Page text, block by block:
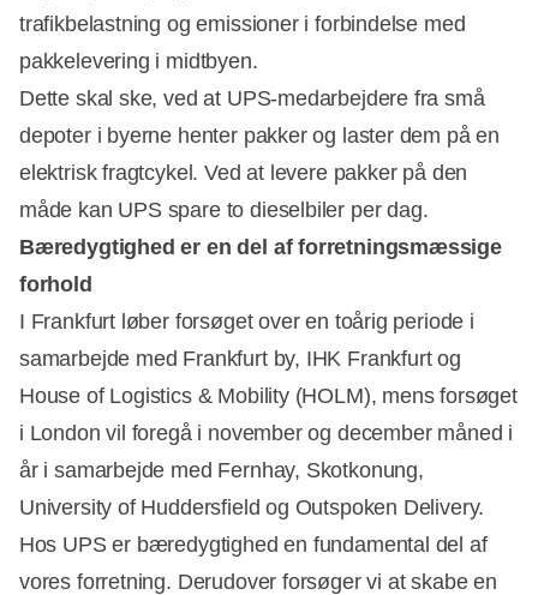
trafikbelastning og emissioner i forbindelse med
pakkelevering i midtbyen.
Dette skal ske, ved at UPS-medarbejdere fra små
depoter i byerne henter pakker og laster dem på en
elektrisk fragtcykel. Ved at levere pakker på den
måde kan UPS spare to dieselbiler per dag.
Bæredygtighed er en del af forretningsmæssige
forhold
I Frankfurt løber forsøget over en toårig periode i
samarbejde med Frankfurt by, IHK Frankfurt og
House of Logistics & Mobility (HOLM), mens forsøget
i London vil foregå i november og december måned i
år i samarbejde med Fernhay, Skotkonung,
University of Huddersfield og Outspoken Delivery.
Hos UPS er bæredygtighed en fundamental del af
vores forretning. Derudover forsøger vi at skabe en